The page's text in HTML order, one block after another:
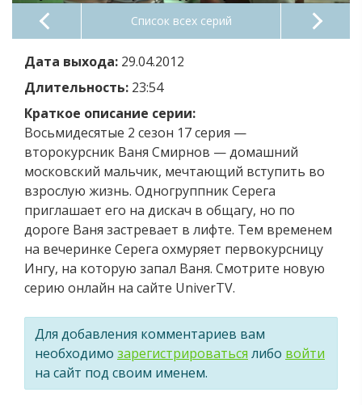
Список всех серий
Дата выхода: 29.04.2012
Длительность: 23:54
Краткое описание серии:
Восьмидесятые 2 сезон 17 серия —
второкурсник Ваня Смирнов — домашний
московский мальчик, мечтающий вступить во
взрослую жизнь. Одногруппник Серега
приглашает его на дискач в общагу, но по
дороге Ваня застревает в лифте. Тем временем
на вечеринке Серега охмуряет первокурсницу
Ингу, на которую запал Ваня. Смотрите новую
серию онлайн на сайте UniverTV.
Для добавления комментариев вам
необходимо зарегистрироваться либо войти
на сайт под своим именем.